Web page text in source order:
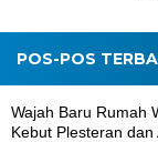
POS-POS
Wajah Baru Rumah
Kebut Plesteran dan